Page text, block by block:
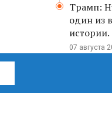
Трамп:
один из
истории.
07 августа